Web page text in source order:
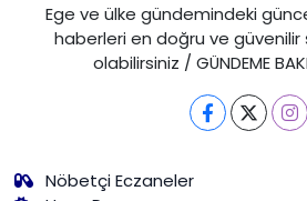
Ege ve ülke gündemindeki
haberleri en doğru ve
olabilirsiniz / GÜNDEME
Nöbetçi Eczaneler